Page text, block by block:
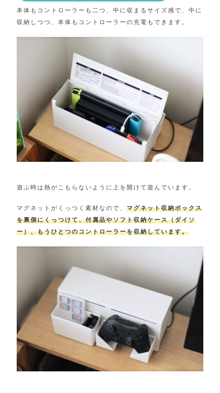
本体もコントローラーも二つ、中に収まるサイズ感で、中に
収納しつつ、本体もコントローラーの充電もできます。
遊ぶ時は熱がこもらないように上を開けて遊んでいます。
マグネットがくっつく素材なので、 マグネット収納ボックス
を裏側にくっつけて、付属品やソフト収納ケース（ダイソ
ー）、もうひとつのコントローラーを収納しています。